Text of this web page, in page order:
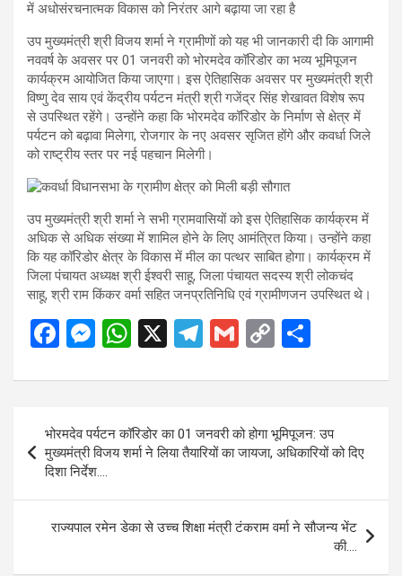
में अधोसंरचनात्मक विकास को निरंतर आगे बढ़ाया जा रहा है
उप मुख्यमंत्री श्री विजय शर्मा ने ग्रामीणों को यह भी जानकारी दी कि आगामी
नववर्ष के अवसर पर 01 जनवरी को भोरमदेव कॉरिडोर का भव्य भूमिपूजन
कार्यक्रम आयोजित किया जाएगा। इस ऐतिहासिक अवसर पर मुख्यमंत्री श्री
विष्णु देव साय एवं केंद्रीय पर्यटन मंत्री श्री गजेंद्र सिंह शेखावत विशेष रूप
से उपस्थित रहेंगे। उन्होंने कहा कि भोरमदेव कॉरिडोर के निर्माण से क्षेत्र में
पर्यटन को बढ़ावा मिलेगा, रोजगार के नए अवसर सृजित होंगे और कवर्धा जिले
को राष्ट्रीय स्तर पर नई पहचान मिलेगी।
उप मुख्यमंत्री श्री शर्मा ने सभी ग्रामवासियों को इस ऐतिहासिक कार्यक्रम में
अधिक से अधिक संख्या में शामिल होने के लिए आमंत्रित किया। उन्होंने कहा
कि यह कॉरिडोर क्षेत्र के विकास में मील का पत्थर साबित होगा। कार्यक्रम में
जिला पंचायत अध्यक्ष श्री ईश्वरी साहू, जिला पंचायत सदस्य श्री लोकचंद
साहू, श्री राम किंकर वर्मा सहित जनप्रतिनिधि एवं ग्रामीणजन उपस्थित थे।
F
ce
b
o
o
k
M
se
n
g
er
W
at
s
A
p
X
T
e
gr
a
G
ail
C
py
Li
n
ar
Post
navigation
भोरमदेव पर्यटन कॉरिडोर का 01 जनवरी को होगा भूमिपूजन: उप
मुख्यमंत्री विजय शर्मा ने लिया तैयारियों का जायजा, अधिकारियों को दिए
दिशा निर्देश….
राज्यपाल रमेन डेका से उच्च शिक्षा मंत्री टंकराम वर्मा ने सौजन्य भेंट
की….